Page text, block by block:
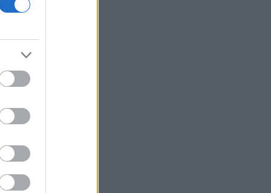
Μπήτρος: Τροποποιήθηκε η συμφωνία
Ρωσικές επιθέσεις σε πετρελαϊκές
εγκαταστάσεις της Naftogaz στο
ανατολικό τμήμα της Ουκρανίας
Εβδομαδιαία άνοδος 1,76% στο ΧΑ -
Τι αναφέρει ο ΠΟΥ για τα υποψήφια
εμβόλια για την αντιμετώπιση της
Προς χαμηλό 10ετίας η παραγωγή
Επένδυση του EFA GROUP στη Fractal